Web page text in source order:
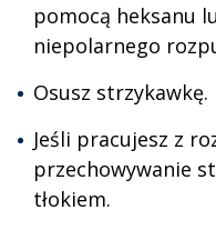
pomocą heksanu
niepolarnego
Osusz strzykawkę.
Jeśli pracujesz z
przechowywanie
tłokiem.